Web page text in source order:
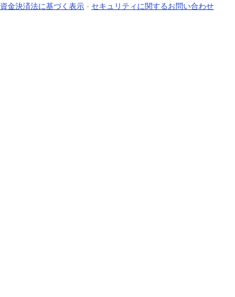
資金決済法に基づく表示 - セキュリティに関するお問い合わせ